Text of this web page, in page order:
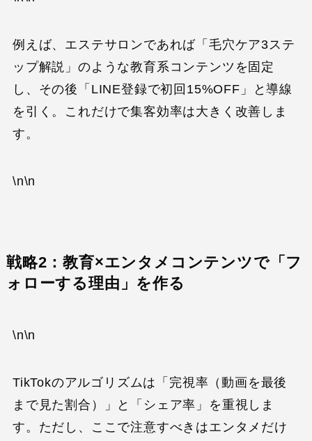
例えば、エステサロンであれば「毛穴ケア3ステ
ップ解説」のような教育系コンテンツを固定
し、その後「LINE登録で初回15%OFF」と導線
を引く。これだけで集客効率は大きく改善しま
す。
\n\n
戦略2：教育×エンタメコンテンツで「フ
ォローする理由」を作る
\n\n
TikTokのアルゴリズムは「完視率（動画を最後
まで見た割合）」と「シェア率」を重視しま
す。ただし、ここで注意すべきはエンタメだけ